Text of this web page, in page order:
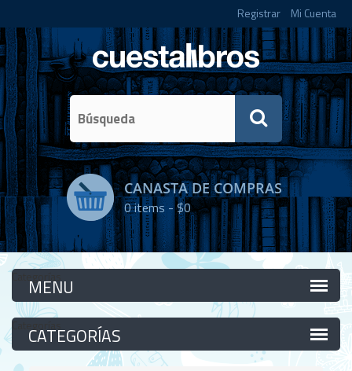
Registrar Mi Cuenta
CANASTA DE COMPRAS
0items -$0
Categorías
Categorías